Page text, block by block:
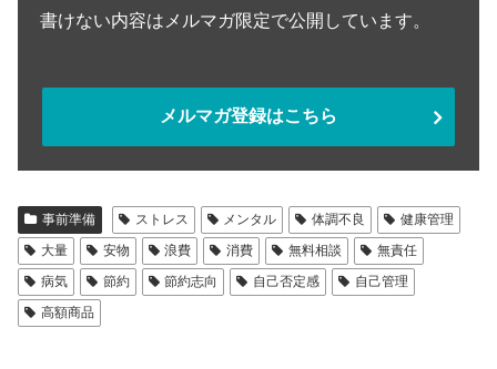
書けない内容はメルマガ限定で公開しています。
メルマガ登録はこちら
事前準備 ストレス メンタル 体調不良
健康管理
大量
安物 浪費 消費 無料相談
無責任
病気
節約 節約志向 自己否定感
自己管理
高額商品